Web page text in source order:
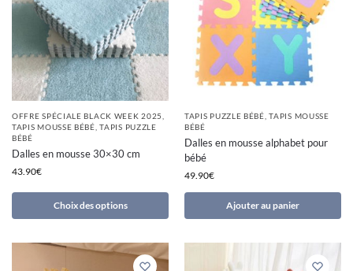
OFFRE SPÉCIALE BLACK WEEK 2025,
TAPIS MOUSSE BÉBÉ,TAPIS PUZZLE
BÉBÉ
Dalles en mousse 30×30 cm
43.90€
Choix des options
TAPIS PUZZLE BÉBÉ,TAPIS MOUSSE
BÉBÉ
Dalles en mousse alphabet pour
bébé
49.90€
Ajouter au panier